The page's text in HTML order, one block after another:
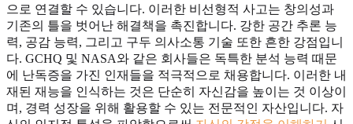
으로 연결할 수 있습니다. 이러한 비선형적 사고는 창의성과
기존의 틀을 벗어난 해결책을 촉진합니다. 강한 공간 추론 능
력, 공감 능력, 그리고 구두 의사소통 기술 또한 흔한 강점입니
다. GCHQ 및 NASA와 같은 회사들은 독특한 분석 능력 때문
에 난독증을 가진 인재들을 적극적으로 채용합니다. 이러한 내
재된 재능을 인식하는 것은 단순히 자신감을 높이는 것 이상이
며, 경력 성장을 위해 활용할 수 있는 전문적인 자산입니다. 자